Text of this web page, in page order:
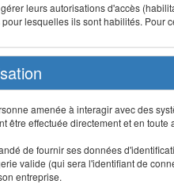
leurs autorisations d'accès
lesquelles ils sont habilités. Pour
amenée à interagir avec des
être effectuée directement et en toute
de fournir ses données
valide (qui sera l'identifiant de
entreprise.